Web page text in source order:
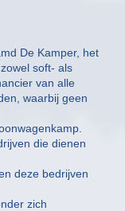
De Kamper, het
soft- als
van alle
waarbij geen
die dienen
deze bedrijven
zich